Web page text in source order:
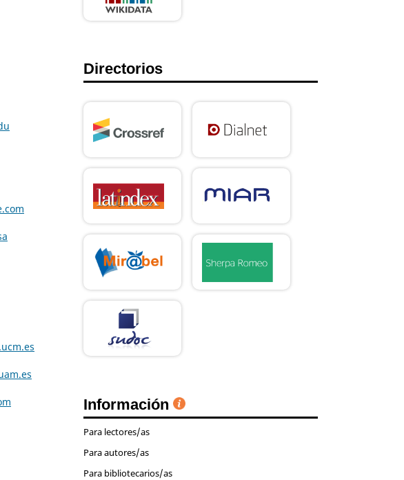
Directorios
Información
Para lectores/as
Para autores/as
Para bibliotecarios/as